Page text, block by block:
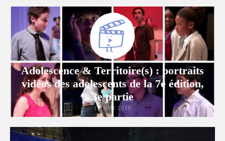
Adolescence & Territoire(s) : portraits
vidéos des adolescents de la 7e édition,
3e partie
13 MAI 2019